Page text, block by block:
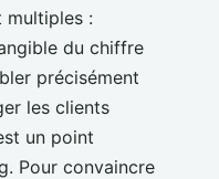
multiples :
du chiffre
précisément
les clients
un point
Pour convaincre